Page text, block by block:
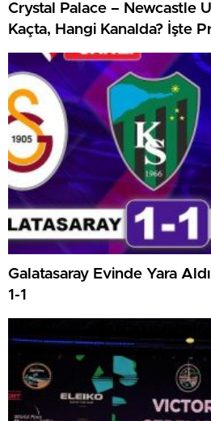
Crystal Palace – Newcastle
Kaçta, Hangi Kanalda? İşte
Haftanın Kritik Randevusu
Galatasaray Evinde Yara Aldı!
1-1